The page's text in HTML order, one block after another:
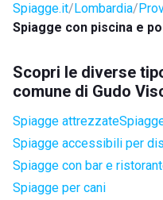
Spiagge.it Lombardia
Spiagge con piscina e
Scopri le diverse
comune di Gudo
Spiagge attrezzate
Spiagge accessibili per
Spiagge con bar e
Spiagge per cani